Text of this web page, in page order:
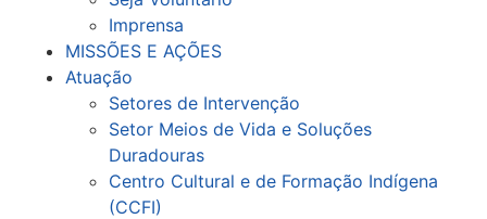
Imprensa
MISSÕES E AÇÕES
Atuação
Setores de Intervenção
Setor Meios de Vida e Soluções
Duradouras
Centro Cultural e de Formação Indígena
(CCFI)